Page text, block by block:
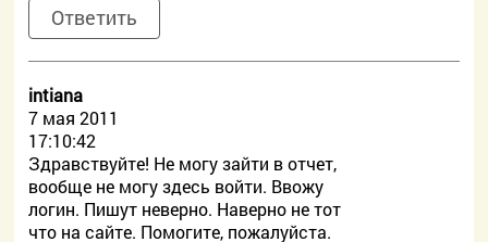
Ответить
intiana
7 мая 2011
17:10:42
Здравствуйте! Не могу зайти в отчет,
вообще не могу здесь войти. Ввожу
логин. Пишут неверно. Наверно не тот
что на сайте. Помогите, пожалуйста.